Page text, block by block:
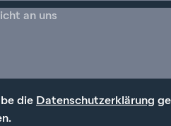
die Datenschutzerklärung